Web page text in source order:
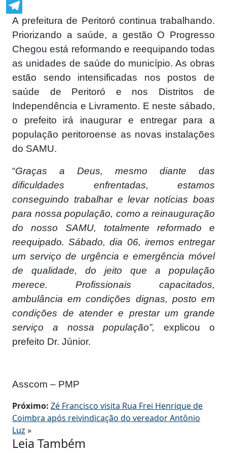
WhatsApp
Telegram
A prefeitura de Peritoró continua trabalhando.
Priorizando a saúde, a gestão O Progresso
Chegou está reformando e reequipando todas
as unidades de saúde do município. As obras
estão sendo intensificadas nos postos de
saúde de Peritoró e nos Distritos de
Independência e Livramento. E neste sábado,
o prefeito irá inaugurar e entregar para a
população peritoroense as novas instalações
do SAMU.
“Graças a Deus, mesmo diante das
dificuldades enfrentadas, estamos
conseguindo trabalhar e levar notícias boas
para nossa população, como a reinauguração
do nosso SAMU, totalmente reformado e
reequipado. Sábado, dia 06, iremos entregar
um serviço de urgência e emergência móvel
de qualidade, do jeito que a população
merece. Profissionais capacitados,
ambulância em condições dignas, posto em
condições de atender e prestar um grande
serviço a nossa população”,
explicou o
prefeito Dr. Júnior.
Asscom – PMP
Próximo: Zé Francisco visita Rua Frei Henrique de
Coimbra após reivindicação do vereador Antônio
Luz »
Leia Também